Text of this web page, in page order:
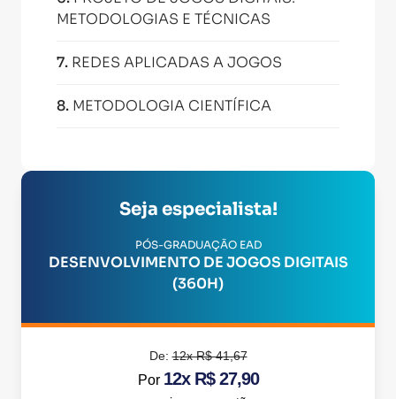
METODOLOGIAS E TÉCNICAS
7. REDES APLICADAS A JOGOS
8. METODOLOGIA CIENTÍFICA
Seja especialista!
PÓS-GRADUAÇÃO EAD
DESENVOLVIMENTO DE JOGOS DIGITAIS
(360H)
De:12x R$ 41,67
Por 12x R$ 27,90